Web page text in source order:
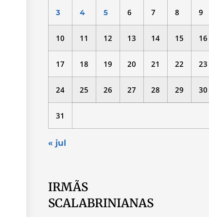
3 4 5 6 7 8 9
10 11 12 13 14 15 16
17 18 19 20 21 22 23
24 25 26 27 28 29 30
31
« jul
IRMÃS
SCALABRINIANAS